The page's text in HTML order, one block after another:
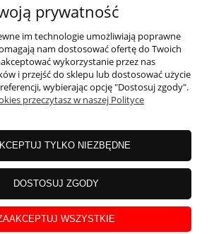
kredytową, e-przelewem i BLIK przeprowadzane
prywatność
im technologie umożliwiają poprawne
nam dostosować ofertę do Twoich
wykorzystanie przez nas
i przejść do sklepu lub dostosować użycie
wybierając opcję "Dostosuj zgody".
przeczytasz w naszej Polityce
TYLKO NIEZBĘDNE
DOSTOSUJ ZGODY
WSZYSTKIE